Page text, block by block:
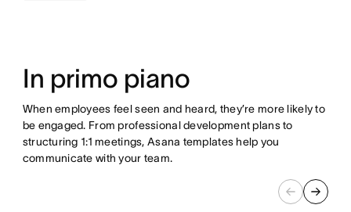
In primo piano
When employees feel seen and heard, they’re more likely to
be engaged. From professional development plans to
structuring 1:1 meetings, Asana templates help you
communicate with your team.